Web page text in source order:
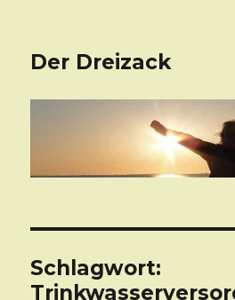
Der Dreizack
Schlagwort: